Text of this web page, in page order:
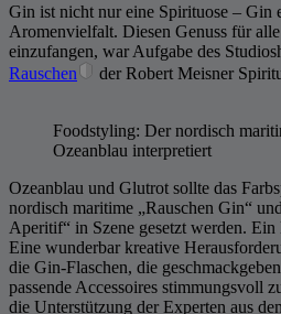
Gin ist nicht nur eine Spirituose – Gin
Aromenvielfalt. Diesen Genuss für
einzufangen, war Aufgabe des
Rauschen
der Robert Meisner
Foodstyling: Der nordisch
Ozeanblau interpretiert
Ozeanblau und Glutrot sollte das
nordisch maritime „Rauschen Gin“
Aperitif“ in Szene gesetzt werden. Ein
Eine wunderbar kreative
die Gin-Flaschen, die
passende Accessoires stimmungsvoll
die Unterstützung der Experten aus